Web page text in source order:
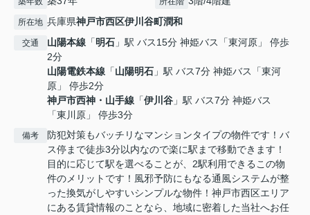
所在地 兵庫県神戸市西区伊川谷町潤和
交通 山陽本線 「明石 」駅 バス15分 神姫バス「東河原」 停歩
2分
山陽電鉄本線 「山陽明石 」駅 バス7分 神姫バス「東河
原」 停歩2分
神戸市西神・山手線 「伊川谷 」駅 バス7分 神姫バス
「東川原」 停歩3分
備考
防犯対策もバッチリなマンションタイプの物件です！バ
ス停まで徒歩3分以内なので楽に駅まで移動できます！
目的に応じて駅を選べることが、2駅利用できるこの物
件のメリットです！風邪予防にもなる通風システムが整
った換気がしやすいシンプルな物件！神戸市西区エリア
にある賃貸情報のことなら、地域に密着した当社へお任